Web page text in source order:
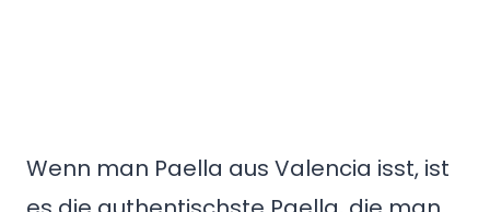
Wenn man Paella aus Valencia isst, ist